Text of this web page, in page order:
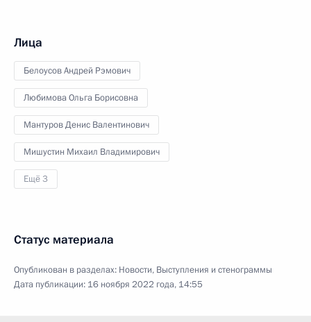
Лица
Белоусов Андрей Рэмович
Любимова Ольга Борисовна
Мантуров Денис Валентинович
Мишустин Михаил Владимирович
Ещё 3
Статус материала
Опубликован в разделах: Новости, Выступления и стенограммы
Дата публикации: 16 ноября 2022 года, 14:55